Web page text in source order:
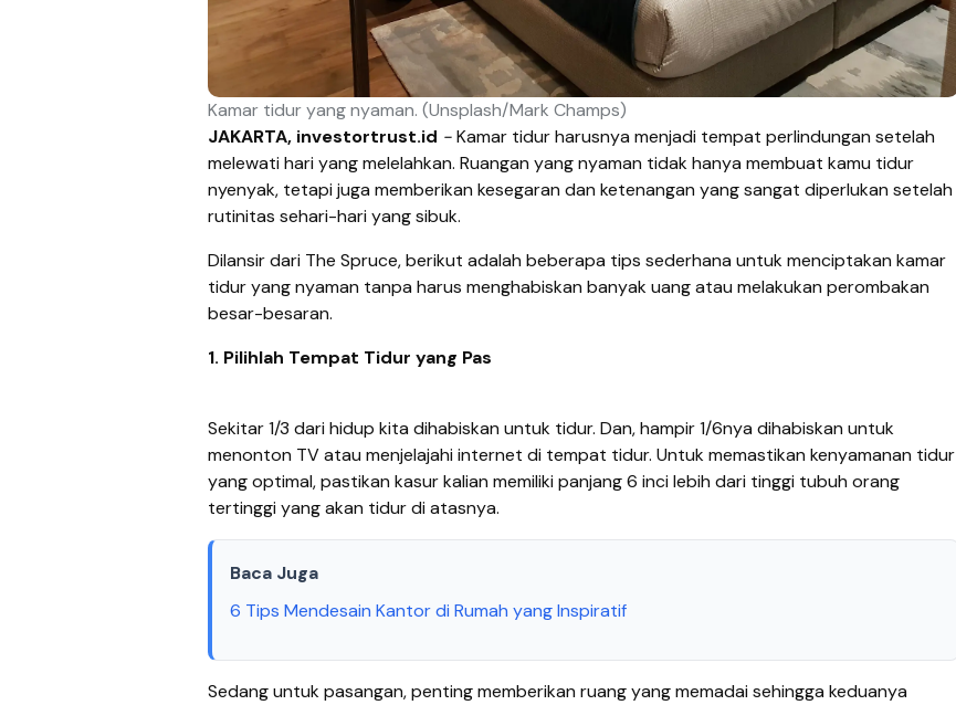
Kamar tidur yang nyaman. (Unsplash/Mark Champs)
JAKARTA, investortrust.id -Kamar tidur harusnya menjadi tempat perlindungan setelah
melewati hari yang melelahkan. Ruangan yang nyaman tidak hanya membuat kamu tidur
nyenyak, tetapi juga memberikan kesegaran dan ketenangan yang sangat diperlukan setelah
rutinitas sehari-hari yang sibuk.
Dilansir dari The Spruce, berikut adalah beberapa tips sederhana untuk menciptakan kamar
tidur yang nyaman tanpa harus menghabiskan banyak uang atau melakukan perombakan
besar-besaran.
1. Pilihlah Tempat Tidur yang Pas
Sekitar 1/3 dari hidup kita dihabiskan untuk tidur. Dan, hampir 1/6nya dihabiskan untuk
menonton TV atau menjelajahi internet di tempat tidur. Untuk memastikan kenyamanan tidur
yang optimal, pastikan kasur kalian memiliki panjang 6 inci lebih dari tinggi tubuh orang
tertinggi yang akan tidur di atasnya.
Baca Juga
6 Tips Mendesain Kantor di Rumah yang Inspiratif
Sedang untuk pasangan, penting memberikan ruang yang memadai sehingga keduanya